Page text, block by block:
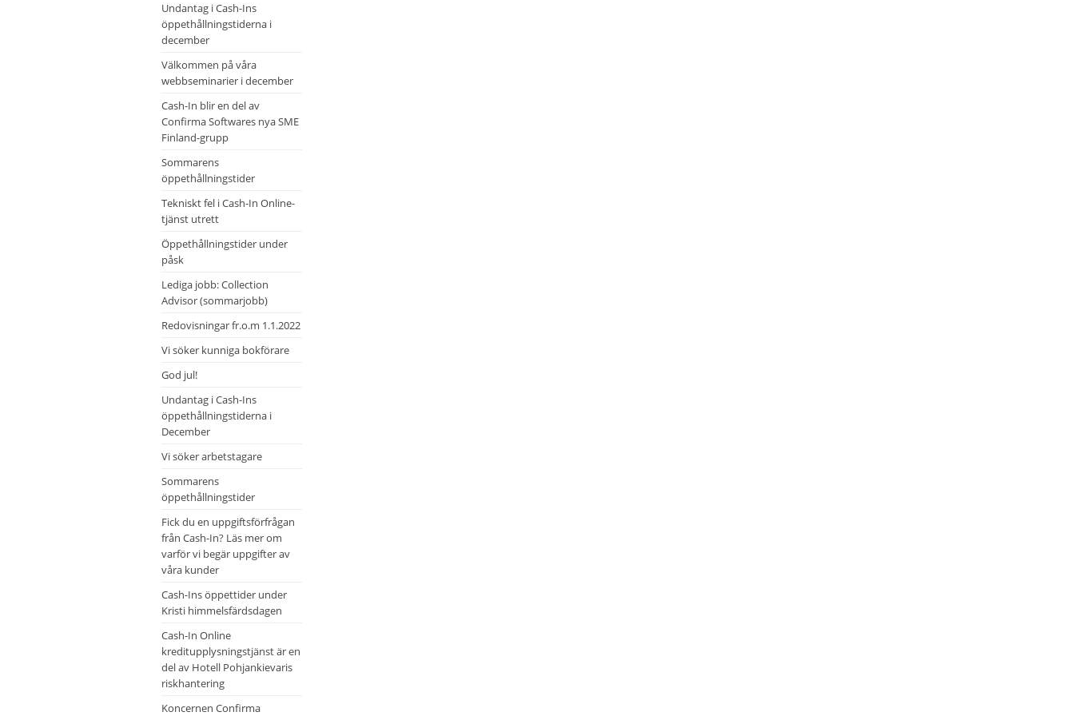
Undantag i Cash-Ins
öppethållningstiderna i
december
Välkommen på våra
webbseminarier i december
Cash-In blir en del av
Confirma Softwares nya SME
Finland-grupp
Sommarens
öppethållningstider
Tekniskt fel i Cash-In Online-
tjänst utrett
Öppethållningstider under
påsk
Lediga jobb: Collection
Advisor (sommarjobb)
Redovisningar fr.o.m 1.1.2022
Vi söker kunniga bokförare
God jul!
Undantag i Cash-Ins
öppethållningstiderna i
December
Vi söker arbetstagare
Sommarens
öppethållningstider
Fick du en uppgiftsförfrågan
från Cash-In? Läs mer om
varför vi begär uppgifter av
våra kunder
Cash-Ins öppettider under
Kristi himmelsfärdsdagen
Cash-In Online
kreditupplysningstjänst är en
del av Hotell Pohjankievaris
riskhantering
Koncernen Confirma